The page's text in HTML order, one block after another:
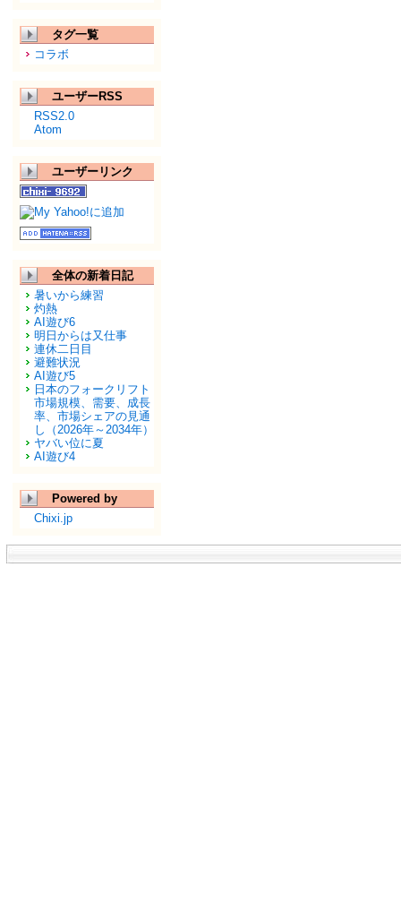
タグ一覧
コラボ
ユーザーRSS
RSS2.0
Atom
ユーザーリンク
全体の新着日記
暑いから練習
灼熱
AI遊び6
明日からは又仕事
連休二日目
避難状況
AI遊び5
日本のフォークリフト
市場規模、需要、成長
率、市場シェアの見通
し（2026年～2034年）
ヤバい位に夏
AI遊び4
Powered by
Chixi.jp